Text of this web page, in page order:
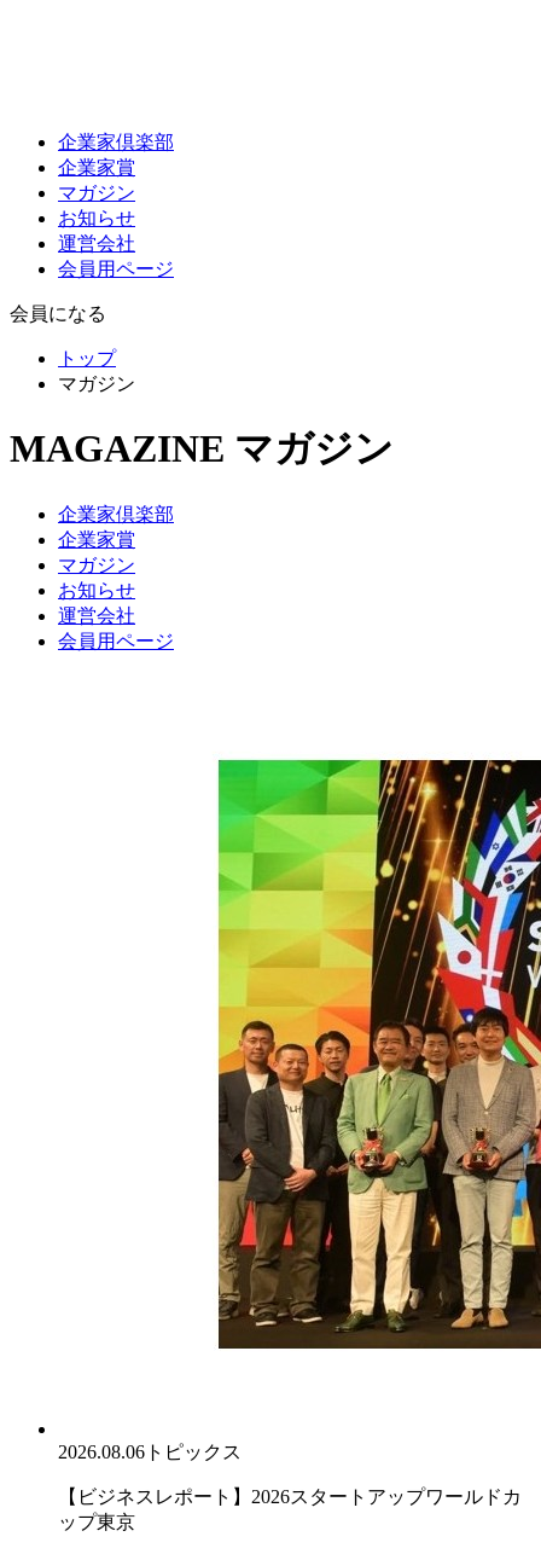
企業家倶楽部
企業家賞
マガジン
お知らせ
運営会社
会員用ページ
会員になる
トップ
マガジン
MAGAZINE マガジン
企業家倶楽部
企業家賞
マガジン
お知らせ
運営会社
会員用ページ
2026.08.06 トピックス
【ビジネスレポート】2026スタートアップワールドカ
ップ東京